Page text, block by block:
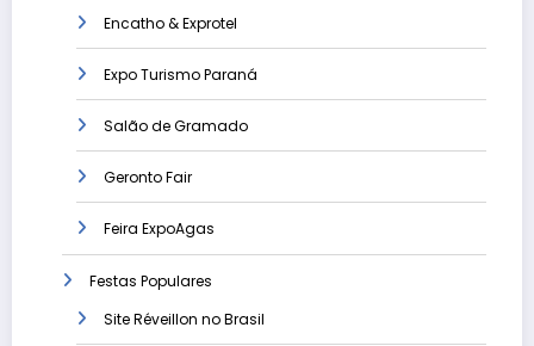
Encatho & Exprotel
Expo Turismo Paraná
Salão de Gramado
Geronto Fair
Feira ExpoAgas
Festas Populares
Site Réveillon no Brasil